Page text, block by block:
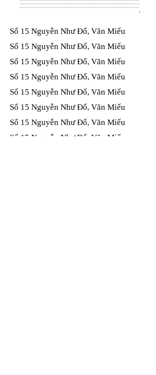
Số 15 Nguyễn Như Đổ, Văn Miếu​​​​
Số 15 Nguyễn Như Đổ, Văn Miếu​​​​
Số 15 Nguyễn Như Đổ, Văn Miếu​​​​
Số 15 Nguyễn Như Đổ, Văn Miếu​​​​
Số 15 Nguyễn Như Đổ, Văn Miếu​​​​
Số 15 Nguyễn Như Đổ, Văn Miếu​​​​
Số 15 Nguyễn Như Đổ, Văn Miếu​​​​
Số 15 Nguyễn Như Đổ, Văn Miếu​​​​